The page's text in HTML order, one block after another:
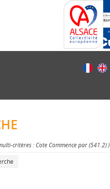
critères : Cote Commence par (541.2) )